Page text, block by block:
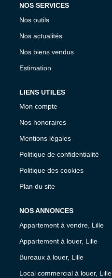
NOS SERVICES
Nos outils
Nos actualités
Nos biens vendus
Estimation
LIENS UTILES
Mon compte
Nos honoraires
Mentions légales
Politique de confidentialité
Politique des cookies
Plan du site
NOS ANNONCES
Appartement à vendre, Lille
Appartement à louer, Lille
Bureaux à louer, Lille
Local commercial à louer, Lille